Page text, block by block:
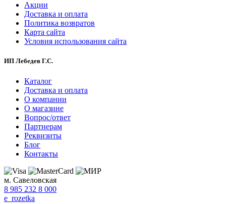
Акции
Доставка и оплата
Политика возвратов
Карта сайта
Условия использования сайта
ИП Лебедев Г.С.
Каталог
Доставка и оплата
О компании
О магазине
Вопрос/ответ
Партнерам
Реквизиты
Блог
Контакты
м. Савеловская
8 985 232 8 000
e_rozetka